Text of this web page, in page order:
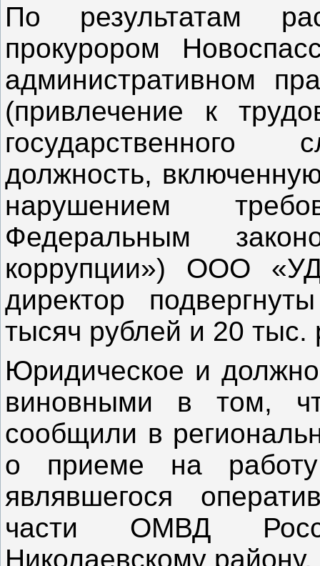
По результатам
прокурором
административном
(привлечение к
государственного
должность,
нарушением
Федеральным
коррупции») ООО
директор
тысяч рублей и 20 тыс.
Юридическое и
виновными в том,
сообщили в
о приеме на
являвшегося
части ОМВД
Николаевскому району.